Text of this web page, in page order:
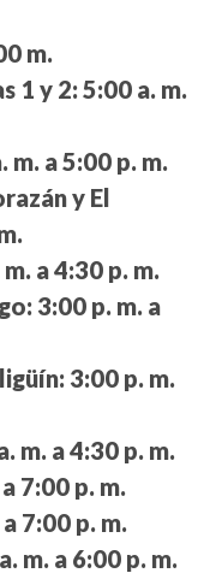
m.
1 y 2: 5:00 a. m.
m. a 5:00 p. m.
y El
a 4:30 p. m.
3:00 p. m. a
3:00 p. m.
m. a 4:30 p. m.
7:00 p. m.
7:00 p. m.
m. a 6:00 p. m.